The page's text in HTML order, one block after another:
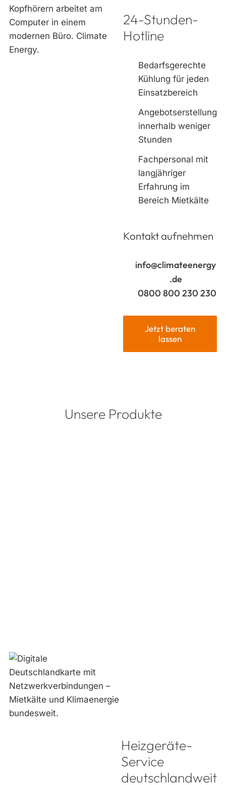
24-Stunden-
Hotline
Bedarfsgerechte
Kühlung für jeden
Einsatzbereich
Angebotserstellung
innerhalb weniger
Stunden
Fachpersonal mit
langjähriger
Erfahrung im
Bereich Mietkälte
Kontakt aufnehmen
info@climateenergy
.de
0800 800 230 230
Jetzt beraten
lassen
Unsere Produkte
Heizgeräte-
Service
deutschlandweit